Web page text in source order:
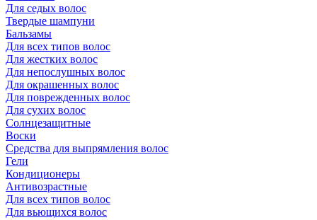
Для седых волос
Твердые шампуни
Бальзамы
Для всех типов волос
Для жестких волос
Для непослушных волос
Для окрашенных волос
Для поврежденных волос
Для сухих волос
Солнцезащитные
Воски
Средства для выпрямления волос
Гели
Кондиционеры
Антивозрастные
Для всех типов волос
Для вьющихся волос